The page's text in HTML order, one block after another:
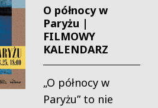
O północy w
Paryżu |
FILMOWY
KALENDARZ
„O północy w
Paryżu” to nie